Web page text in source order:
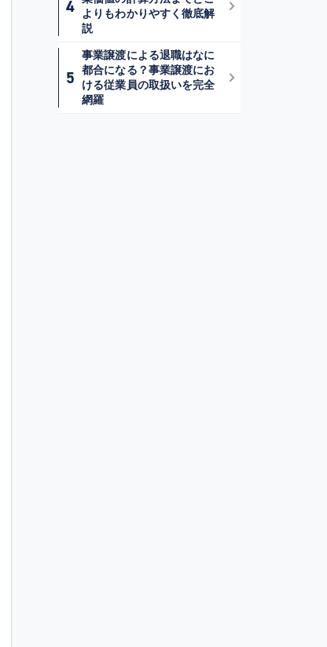
よりもわかりやすく徹底解
説
事業譲渡による退職はなに
都合になる？事業譲渡にお
ける従業員の取扱いを完全
網羅